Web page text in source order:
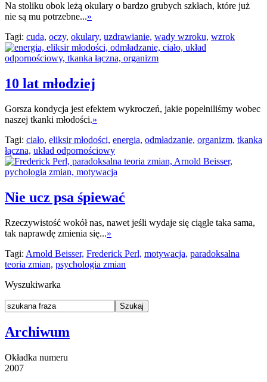
Na stoliku obok leżą okulary o bardzo grubych szkłach, które już
nie są mu potrzebne...»
Tagi: cuda, oczy, okulary, uzdrawianie, wady wzroku, wzrok
10 lat młodziej
Gorsza kondycja jest efektem wykroczeń, jakie popełniliśmy wobec
naszej tkanki młodości.»
Tagi: ciało, eliksir młodości, energia, odmładzanie, organizm, tkanka
łączna, układ odpornościowy
Nie ucz psa śpiewać
Rzeczywistość wokół nas, nawet jeśli wydaje się ciągle taka sama,
tak naprawdę zmienia się...»
Tagi: Arnold Beisser, Frederick Perl, motywacja, paradoksalna
teoria zmian, psychologia zmian
Wyszukiwarka
Archiwum
Okładka numeru
2007